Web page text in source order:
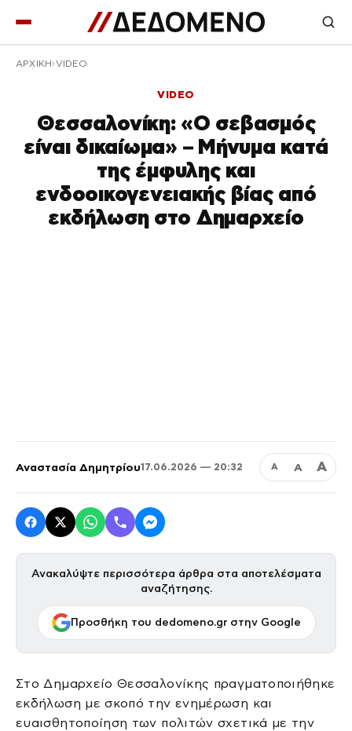
ΑΡΧΙΚΉ VIDEO
VIDEO
Θεσσαλονίκη: «Ο σεβασμός
είναι δικαίωμα» – Μήνυμα κατά
της έμφυλης και
ενδοοικογενειακής βίας από
εκδήλωση στο Δημαρχείο
Αναστασία Δημητρίου17.06.2026 — 20:32 Α Α Α
Ανακαλύψτε περισσότερα άρθρα στα αποτελέσματα
αναζήτησης.
Προσθήκη του dedomeno.gr στην Google
Στο Δημαρχείο Θεσσαλονίκης πραγματοποιήθηκε
εκδήλωση με σκοπό την ενημέρωση και
ευαισθητοποίηση των πολιτών σχετικά με την